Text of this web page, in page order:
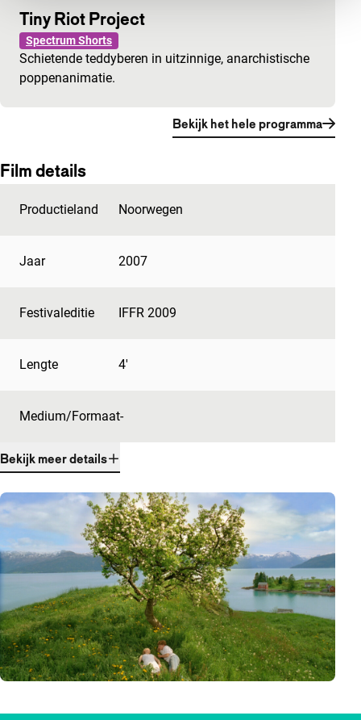
Tiny Riot Project
Spectrum Shorts
Schietende teddyberen in uitzinnige, anarchistische
poppenanimatie.
Bekijk het hele programma
Film details
Productieland Noorwegen
Jaar 2007
Festivaleditie IFFR 2009
Lengte 4'
Medium/Formaat-
Bekijk meer details